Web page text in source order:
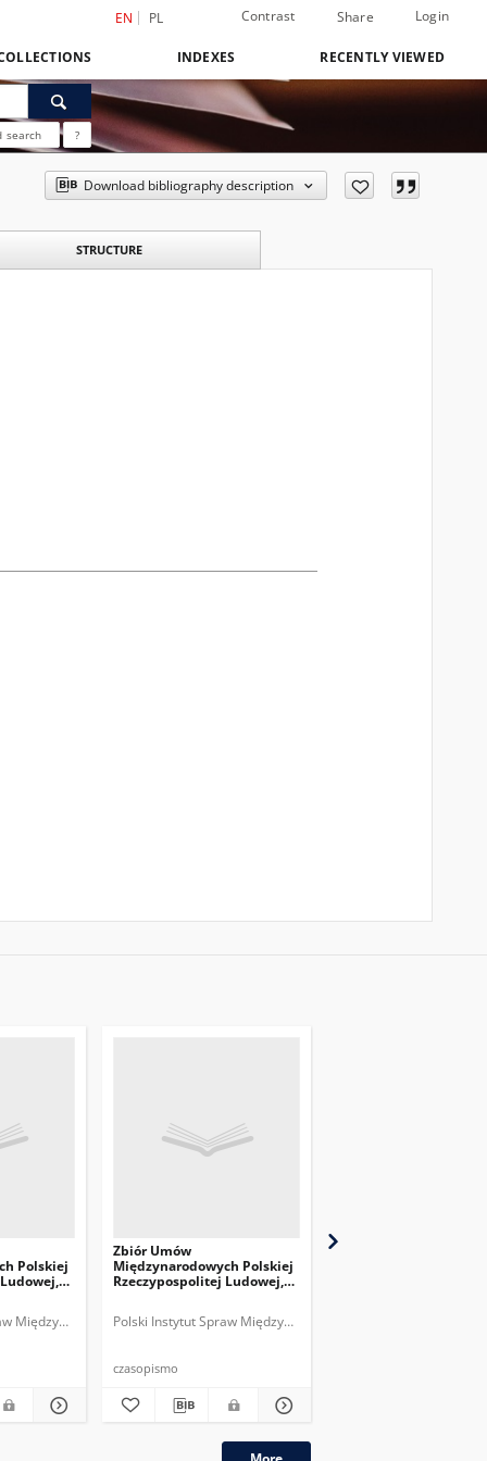
EN PL Contrast Share Login
INDEXES RECENTLY VIEWED
search ?
Download bibliography description
STRUCTURE
Polskiej
Międzynarodowych.
Zbiór Umów
Międzynarodowych Polskiej
Rzeczypospolitej Ludowej,
Polski Instytut Spraw Międzynarodowych.
czasopismo